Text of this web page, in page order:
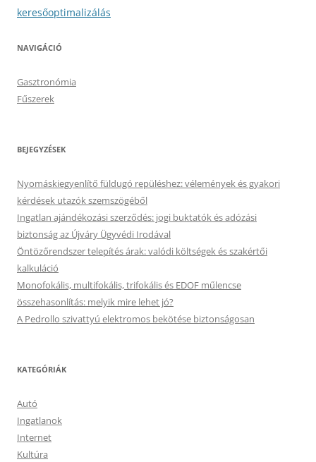
keresőoptimalizálás
NAVIGÁCIÓ
Gasztronómia
Fűszerek
BEJEGYZÉSEK
Nyomáskiegyenlítő füldugó repüléshez: vélemények és gyakori
kérdések utazók szemszögéből
Ingatlan ajándékozási szerződés: jogi buktatók és adózási
biztonság az Újváry Ügyvédi Irodával
Öntözőrendszer telepítés árak: valódi költségek és szakértői
kalkuláció
Monofokális, multifokális, trifokális és EDOF műlencse
összehasonlítás: melyik mire lehet jó?
A Pedrollo szivattyú elektromos bekötése biztonságosan
KATEGÓRIÁK
Autó
Ingatlanok
Internet
Kultúra